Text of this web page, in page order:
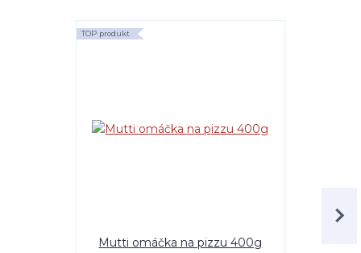
TOP produkt
Mutti omáčka na pizzu 400g